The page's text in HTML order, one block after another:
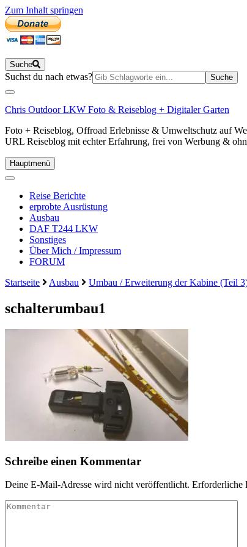
Zum Inhalt springen
Suche
Suchen
Suchst du nach etwas?
Chris Outdoor LKW Foto & Reiseblog + Digitaler Garten
Foto + Reiseblog, Offroad Erlebnisse & Umweltschutz auf
URL Reiseblog mit echter Erfahrung, frei von Werbung &
Hauptmenü
Reise Berichte
erprobte Ausrüstung
Ausbau
DAF T244 LKW
Sonstiges
Über Mich / Impressum
FORUM
Startseite
Ausbau Umbau / Erweiterung der Kabine (Teil
schalterumbau1
Schreibe einen Kommentar
Deine E-Mail-Adresse wird nicht veröffentlicht. Erforderliche
Kommentar